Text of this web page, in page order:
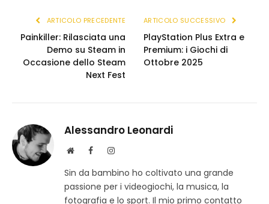
ARTICOLO PRECEDENTE
Painkiller: Rilasciata una
Demo su Steam in
Occasione dello Steam
Next Fest
ARTICOLO SUCCESSIVO
PlayStation Plus Extra e
Premium: i Giochi di
Ottobre 2025
Alessandro Leonardi
S
t
o
w
F
c
e
b
I
s
t
a
Sin da bambino ho coltivato una grande
passione per i videogiochi, la musica, la
fotografia e lo sport. Il mio primo contatto